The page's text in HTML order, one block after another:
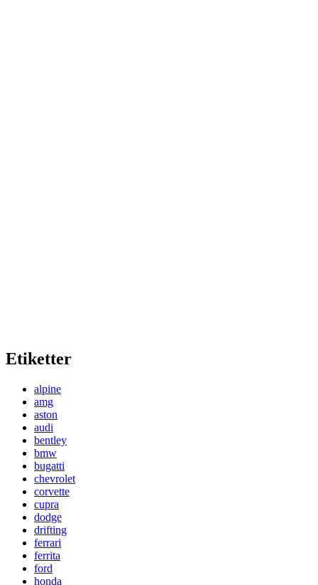
Etiketter
alpine
amg
aston
audi
bentley
bmw
bugatti
chevrolet
corvette
cupra
dodge
drifting
ferrari
ferrita
ford
honda